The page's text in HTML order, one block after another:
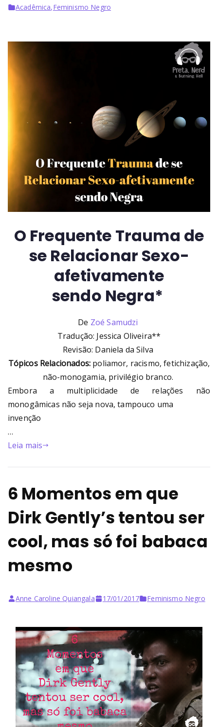
Acadêmica,Feminismo Negro
O Frequente Trauma de
se Relacionar Sexo-
afetivamente
sendo Negra*
De Zoé Samudzi
Tradução: Jessica Oliveira**
Revisão: Daniela da Silva
Tópicos Relacionados: poliamor, racismo, fetichização,
não-monogamia, privilégio branco.
Embora a multiplicidade de relações não
monogâmicas não seja nova, tampouco uma
invenção
…
Leia mais
6 Momentos em que
Dirk Gently’s tentou ser
cool, mas só foi babaca
mesmo
Anne Caroline Quiangala 17/01/2017 Feminismo Negro